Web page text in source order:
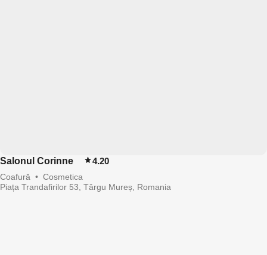
Salonul Corinne 4.20
Coafură • Cosmetica
Piața Trandafirilor 53, Târgu Mureș, Romania